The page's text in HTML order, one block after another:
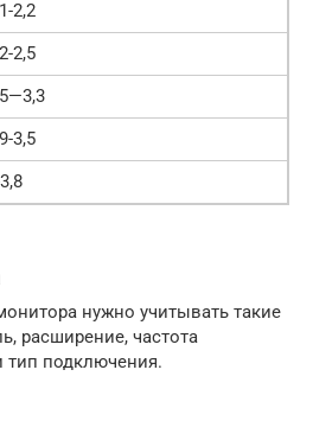
2,2
2,5
3,5
нужно учитывать такие
расширение, частота
тип подключения.